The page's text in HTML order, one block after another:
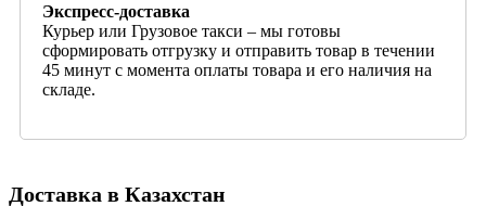
Экспресс-доставка
Курьер или Грузовое такси – мы готовы
сформировать отгрузку и отправить товар в течении
45 минут с момента оплаты товара и его наличия на
складе.
Доставка в Казахстан